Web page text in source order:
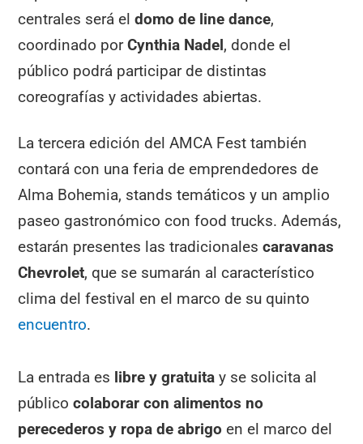
centrales será eldomo de line dance,
coordinado porCynthia Nadel, donde el
público podrá participar de distintas
coreografías y actividades abiertas.
La tercera edición del AMCA Fest también
contará con una feria de emprendedores de
Alma Bohemia, stands temáticos y un amplio
paseo gastronómico con food trucks. Además,
estarán presentes las tradicionalescaravanas
Chevrolet, que se sumarán al característico
clima del festival en el marco de su quinto
encuentro.
La entrada es libre y gratuita y se solicita al
públicocolaborar con alimentos no
perecederos y ropa de abrigoen el marco del